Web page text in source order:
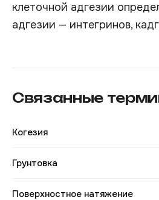
клеточной адгезии
адгезии — интегринов,
Связанные
Когезия
Грунтовка
Поверхностное натяжение